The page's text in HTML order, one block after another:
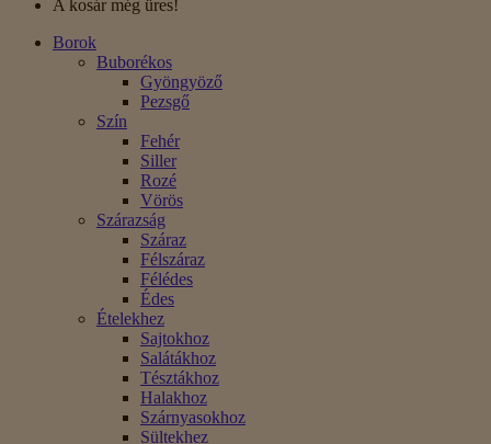
A kosár még üres!
Borok
Buborékos
Gyöngyöző
Pezsgő
Szín
Fehér
Siller
Rozé
Vörös
Szárazság
Száraz
Félszáraz
Félédes
Édes
Ételekhez
Sajtokhoz
Salátákhoz
Tésztákhoz
Halakhoz
Szárnyasokhoz
Sültekhez